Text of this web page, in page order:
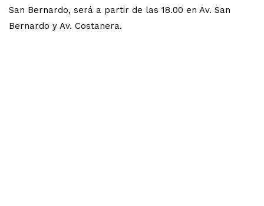
San Bernardo, será a partir de las 18.00 en Av. San
Bernardo y Av. Costanera.